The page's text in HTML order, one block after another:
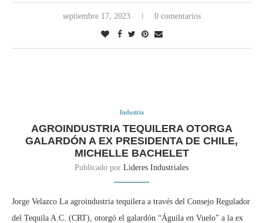
septiembre 17, 2023 0 comentarios
Industria
AGROINDUSTRIA TEQUILERA OTORGA
GALARDÓN A EX PRESIDENTA DE CHILE,
MICHELLE BACHELET
Publicado por Lideres Industriales
Jorge Velazco La agroindustria tequilera a través del Consejo Regulador
del Tequila A.C. (CRT), otorgó el galardón “Águila en Vuelo” a la ex